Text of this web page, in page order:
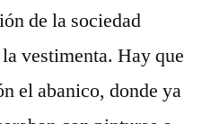
de la sociedad
vestimenta. Hay que
el abanico, donde ya